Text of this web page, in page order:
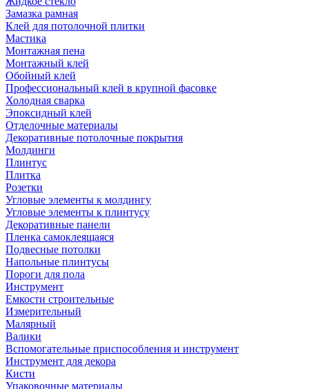
Замазка рамная
Клей для потолочной плитки
Мастика
Монтажная пена
Монтажный клей
Обойный клей
Профессиональный клей в крупной фасовке
Холодная сварка
Эпоксидный клей
Отделочные материалы
Декоративные потолочные покрытия
Молдинги
Плинтус
Плитка
Розетки
Угловые элементы к молдингу
Угловые элементы к плинтусу
Декоративные панели
Пленка самоклеящаяся
Подвесные потолки
Напольные плинтусы
Пороги для пола
Инструмент
Емкости строительные
Измерительный
Малярный
Валики
Вспомогательные приспособления и инструмент
Инструмент для декора
Кисти
Упаковочные материалы